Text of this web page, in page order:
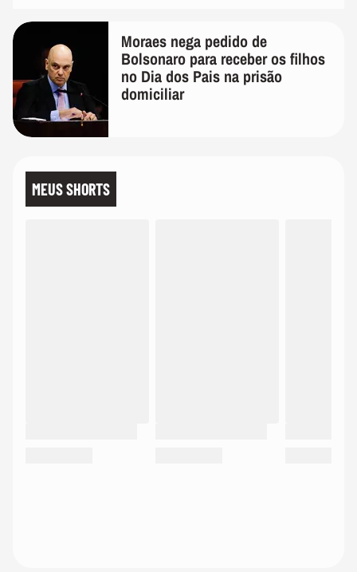
Moraes nega pedido de
Bolsonaro para receber os filhos
no Dia dos Pais na prisão
domiciliar
MEUS SHORTS